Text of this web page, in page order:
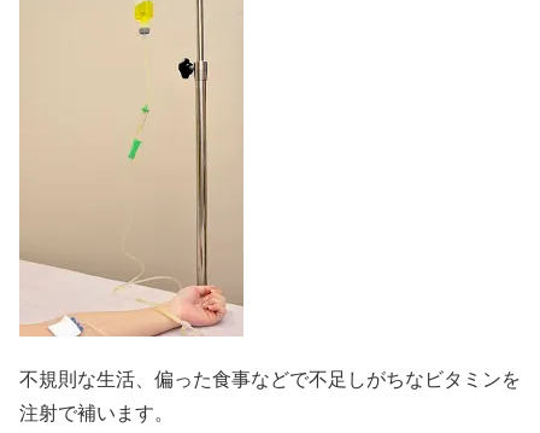
不規則な生活、偏った食事などで不足しがちなビタミンを
注射で補います。